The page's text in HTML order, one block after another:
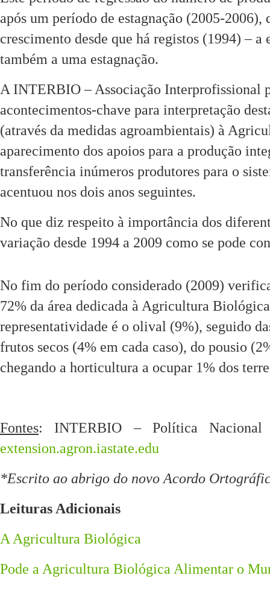
após um período de estagnação (2005-
crescimento desde que há registos (1994) –
também a uma estagnação.
A INTERBIO – Associação
acontecimentos-chave para interpretação
(através da medidas agroambientais) à
aparecimento dos apoios para a produção
transferência inúmeros produtores para o
acentuou nos dois anos seguintes.
No que diz respeito à importância dos
variação desde 1994 a 2009 como se pode
No fim do período considerado (2009)
72% da área dedicada à Agricultura
representatividade é o olival (9%), seguido
frutos secos (4% em cada caso), do pousio
chegando a horticultura a ocupar 1% dos
Fontes: INTERBIO – Política
extension.agron.iastate.edu
*Escrito ao abrigo do novo Acordo
Leituras Adicionais
A Agricultura Biológica
Pode a Agricultura Biológica Alimentar o